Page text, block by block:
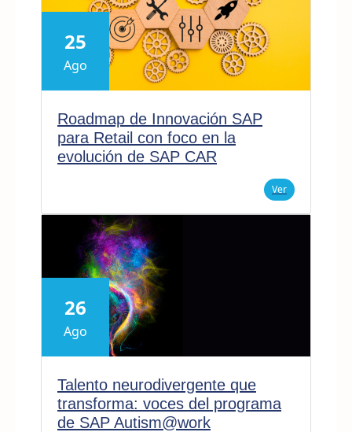
25
Ago
Roadmap de Innovación SAP
para Retail con foco en la
evolución de SAP CAR
Ver
26
Ago
Talento neurodivergente que
transforma: voces del programa
de SAP Autism@work